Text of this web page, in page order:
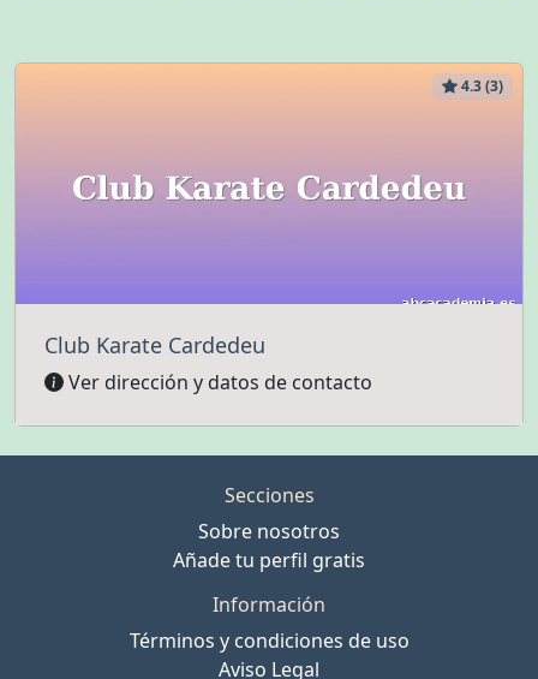
4.3 (3)
Club Karate Cardedeu
Ver dirección y datos de contacto
Secciones
Sobre nosotros
Añade tu perfil gratis
Información
Términos y condiciones de uso
Aviso Legal